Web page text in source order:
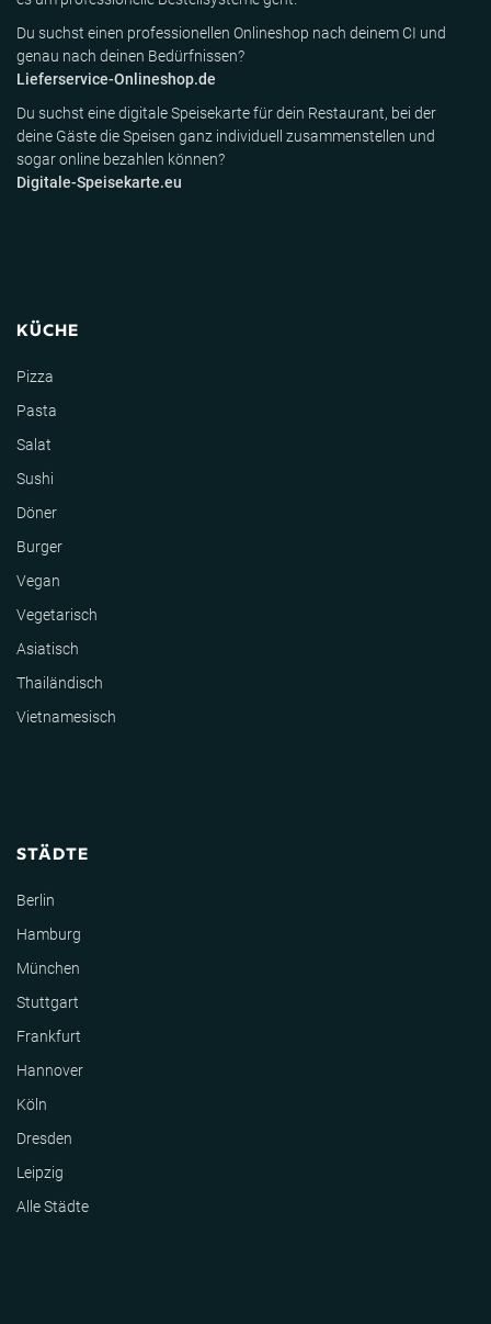
Du suchst einen professionellen Onlineshop nach deinem CI und
genau nach deinen Bedürfnissen?
Lieferservice-Onlineshop.de
Du suchst eine digitale Speisekarte für dein Restaurant, bei der
deine Gäste die Speisen ganz individuell zusammenstellen und
sogar online bezahlen können?
Digitale-Speisekarte.eu
KÜCHE
Pizza
Pasta
Salat
Sushi
Döner
Burger
Vegan
Vegetarisch
Asiatisch
Thailändisch
Vietnamesisch
STÄDTE
Berlin
Hamburg
München
Stuttgart
Frankfurt
Hannover
Köln
Dresden
Leipzig
Alle Städte